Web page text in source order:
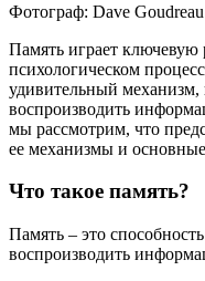
Фотограф: Dave Goudreau
Память играет ключевую
психологическом
удивительный механизм,
воспроизводить
мы рассмотрим, что
ее механизмы и
Что такое память?
Память – это
воспроизводить